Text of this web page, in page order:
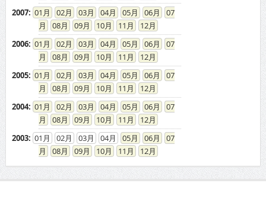
2007: 01 02 03 04 05 06
07
08
09 10 11
12
2006: 01 02 03 04 05 06
07
08
09 10 11
12
2005: 01 02 03 04 05 06
07
08
09 10 11
12
2004: 01 02 03 04 05 06
07
08
09 10 11
12
2003: 01 02 03 04 05 06
07
08
09 10 11 12